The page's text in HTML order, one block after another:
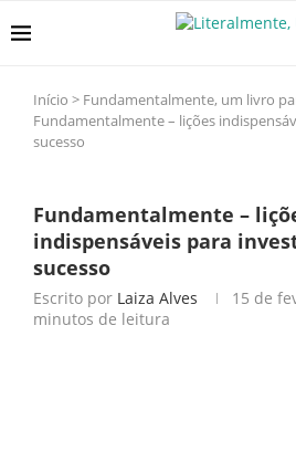
Início > Fundamentalmente, um livro
Fundamentalmente – lições
sucesso
Fundamentalmente –
indispensáveis para
sucesso
Escrito por Laiza Alves 15 de
minutos de leitura